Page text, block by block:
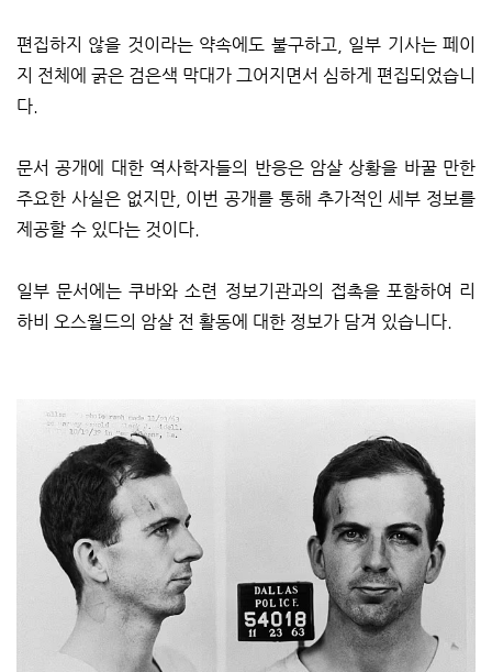
편집하지 않을 것이라는 약속에도 불구하고, 일부 기사는 페이
지 전체에 굵은 검은색 막대가 그어지면서 심하게 편집되었습니
다.
문서 공개에 대한 역사학자들의 반응은 암살 상황을 바꿀 만한
주요한 사실은 없지만, 이번 공개를 통해 추가적인 세부 정보를
제공할 수 있다는 것이다.
일부 문서에는 쿠바와 소련 정보기관과의 접촉을 포함하여 리
하비 오스월드의 암살 전 활동에 대한 정보가 담겨 있습니다.